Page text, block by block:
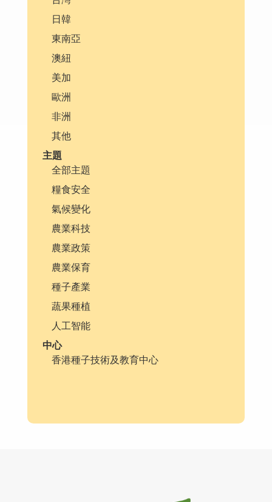
日韓
東南亞
澳紐
美加
歐洲
非洲
其他
主題
全部主題
糧食安全
氣候變化
農業科技
農業政策
農業保育
種子產業
蔬果種植
人工智能
中心
香港種子技術及教育中心